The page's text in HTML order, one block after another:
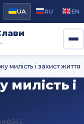
UA RU EN
милість і захист життя
милість і
245